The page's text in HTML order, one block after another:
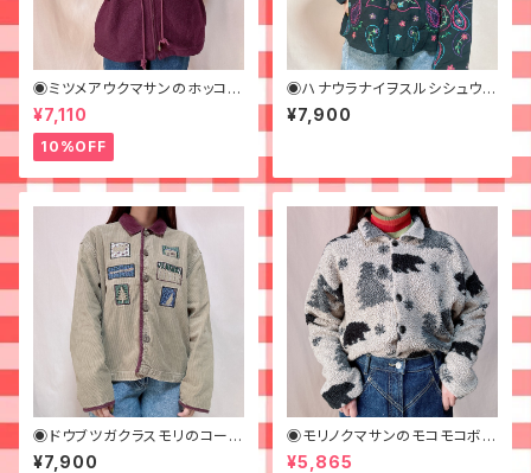
◉ミツメアウクマサンのホッコリ
フリース◉古着
¥7,110
10%OFF
◉ハナウラナイヲスルシシュウの
カラフルジャケット◉
¥7,900
◉ドウブツガクラスモリのコーデ
ュロイジャケット◉
¥7,900
◉モリノクマサンのモコモコボア
アウター◉古着
¥5,865